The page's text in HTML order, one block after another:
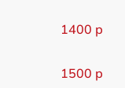
1400 р
1500 р